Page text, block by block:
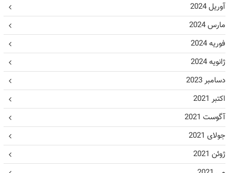
آوریل 2024
مارس 2024
فوریه 2024
ژانویه 2024
دسامبر 2023
اکتبر 2021
آگوست 2021
جولای 2021
ژوئن 2021